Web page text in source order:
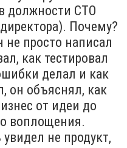
должности СТО
Почему?
не просто написал
как тестировал
делал и как
он объяснял, как
от идеи до
воплощения.
увидел не продукт,